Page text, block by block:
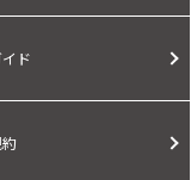
ド